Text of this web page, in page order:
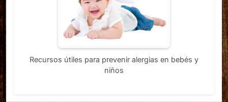
Recursos útiles para prevenir alergias en bebés y
niños